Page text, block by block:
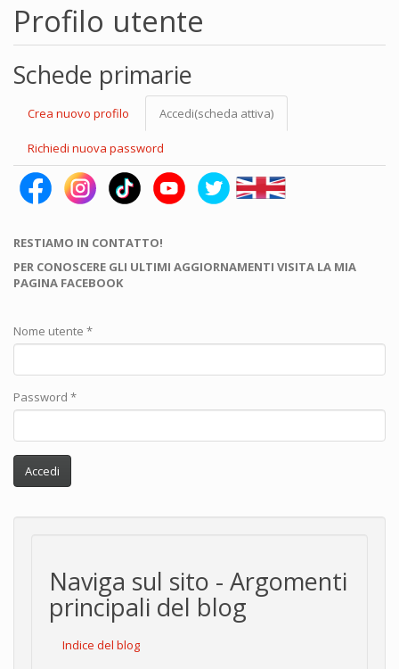
Profilo utente
Schede primarie
Crea nuovo profilo Accedi(scheda attiva)
Richiedi nuova password
RESTIAMO IN CONTATTO!
PER CONOSCERE GLI ULTIMI AGGIORNAMENTI VISITA LA MIA
PAGINA FACEBOOK
Nome utente *
Password *
Accedi
Naviga sul sito - Argomenti
principali del blog
Indice del blog